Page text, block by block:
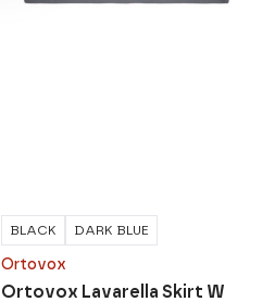
Ortovox
Ortovox Lavarella Skirt W
BLACK DARK BLUE